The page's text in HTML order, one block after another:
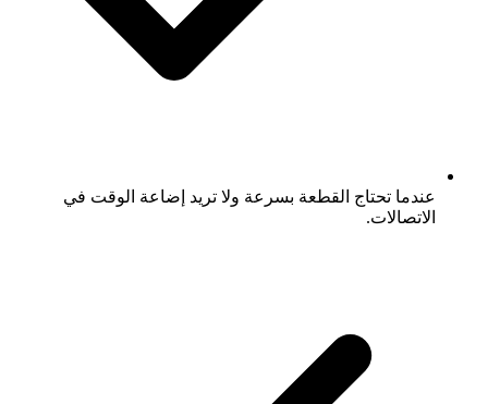
عندما تحتاج القطعة بسرعة ولا تريد إضاعة الوقت في
الاتصالات.